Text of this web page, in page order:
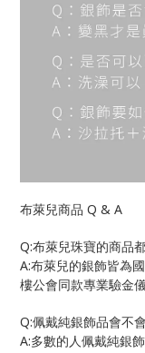
布萊兒商品 Q & A
Q:布萊兒珠寶的商品
A:布萊兒的銀飾皆為
樓公會同款專業驗金
Q:佩戴純銀飾品會不
A:多數的人佩戴純銀